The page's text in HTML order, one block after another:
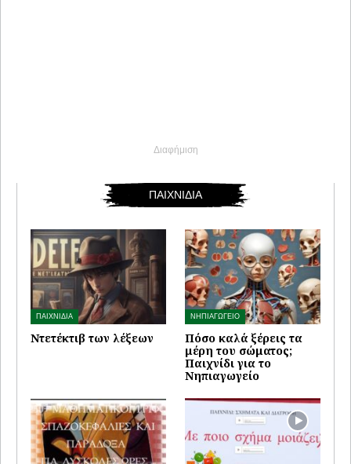
Διαφήμιση
ΠΑΙΧΝΙΔΙΑ
ΠΑΙΧΝΙΔΙΑ
Ντετέκτιβ των λέξεων
ΝΗΠΙΑΓΩΓΕΙΟ
Πόσο καλά ξέρεις τα
μέρη του σώματος;
Παιχνίδι για το
Νηπιαγωγείο